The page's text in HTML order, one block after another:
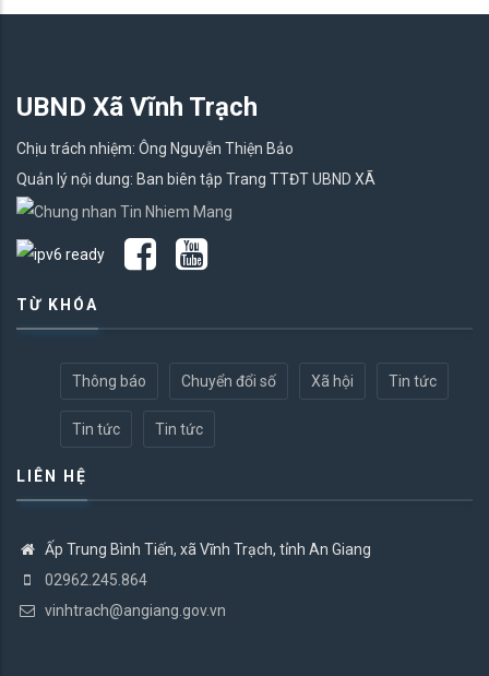
UBND Xã Vĩnh Trạch
Chịu trách nhiệm: Ông Nguyễn Thiện Bảo
Quản lý nội dung: Ban biên tập Trang TTĐT UBND XÃ
TỪ KHÓA
Thông báo Chuyển đổi số Xã hội Tin tức
Tin tức Tin tức
LIÊN HỆ
Ấp Trung Bình Tiến, xã Vĩnh Trạch, tỉnh An Giang
02962.245.864
vinhtrach@angiang.gov.vn